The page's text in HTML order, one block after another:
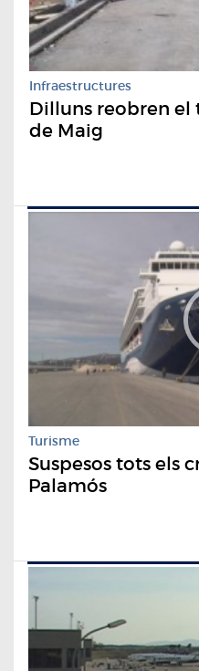
Infraestructures
Dilluns reobren el
de Maig
Turisme
Suspesos tots els
Palamós